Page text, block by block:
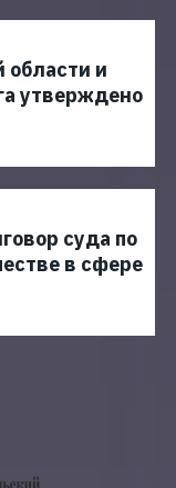
области и
утверждено
суда по
в сфере